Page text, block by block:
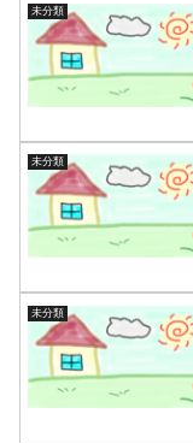
未分類
未分類
未分類